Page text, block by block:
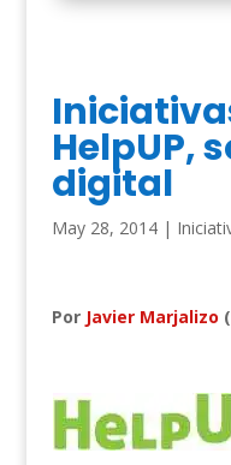
HelpUP,
digital
May 28, 2014|
Por Javier Marjalizo (